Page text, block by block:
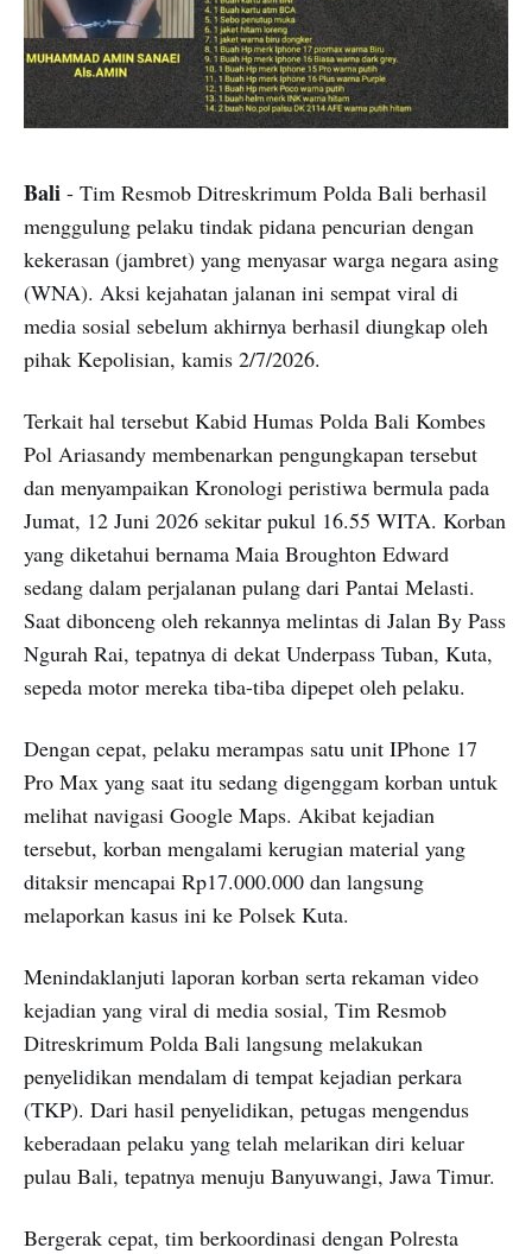
Bali - Tim Resmob Ditreskrimum Polda Bali berhasil
menggulung pelaku tindak pidana pencurian dengan
kekerasan (jambret) yang menyasar warga negara asing
(WNA). Aksi kejahatan jalanan ini sempat viral di
media sosial sebelum akhirnya berhasil diungkap oleh
pihak Kepolisian, kamis 2/7/2026.
Terkait hal tersebut Kabid Humas Polda Bali Kombes
Pol Ariasandy membenarkan pengungkapan tersebut
dan menyampaikan Kronologi peristiwa bermula pada
Jumat, 12 Juni 2026 sekitar pukul 16.55 WITA. Korban
yang diketahui bernama Maia Broughton Edward
sedang dalam perjalanan pulang dari Pantai Melasti.
Saat dibonceng oleh rekannya melintas di Jalan By Pass
Ngurah Rai, tepatnya di dekat Underpass Tuban, Kuta,
sepeda motor mereka tiba-tiba dipepet oleh pelaku.
Dengan cepat, pelaku merampas satu unit IPhone 17
Pro Max yang saat itu sedang digenggam korban untuk
melihat navigasi Google Maps. Akibat kejadian
tersebut, korban mengalami kerugian material yang
ditaksir mencapai Rp17.000.000 dan langsung
melaporkan kasus ini ke Polsek Kuta.
Menindaklanjuti laporan korban serta rekaman video
kejadian yang viral di media sosial, Tim Resmob
Ditreskrimum Polda Bali langsung melakukan
penyelidikan mendalam di tempat kejadian perkara
(TKP). Dari hasil penyelidikan, petugas mengendus
keberadaan pelaku yang telah melarikan diri keluar
pulau Bali, tepatnya menuju Banyuwangi, Jawa Timur.
Bergerak cepat, tim berkoordinasi dengan Polresta